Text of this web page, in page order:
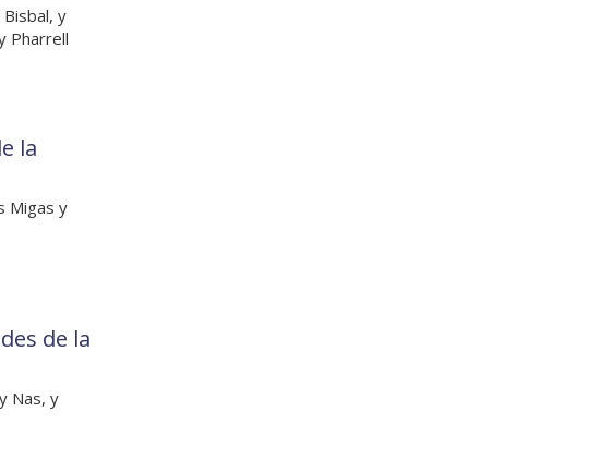
y
Pharrell
la
Migas y
de la
Nas, y